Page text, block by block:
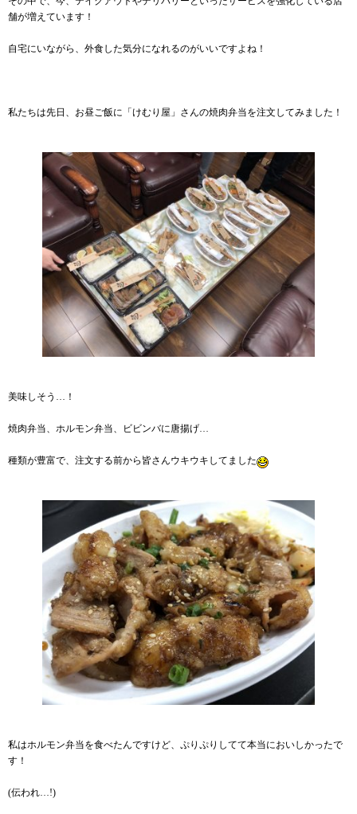
舗が増えています！
自宅にいながら、外食した気分になれるのがいいですよね！
私たちは先日、お昼ご飯に「けむり屋」さんの焼肉弁当を注文してみました！
美味しそう…！
焼肉弁当、ホルモン弁当、ビビンバに唐揚げ…
種類が豊富で、注文する前から皆さんウキウキしてました
私はホルモン弁当を食べたんですけど、ぷりぷりしてて本当においしかったで
す！
(伝われ…!)